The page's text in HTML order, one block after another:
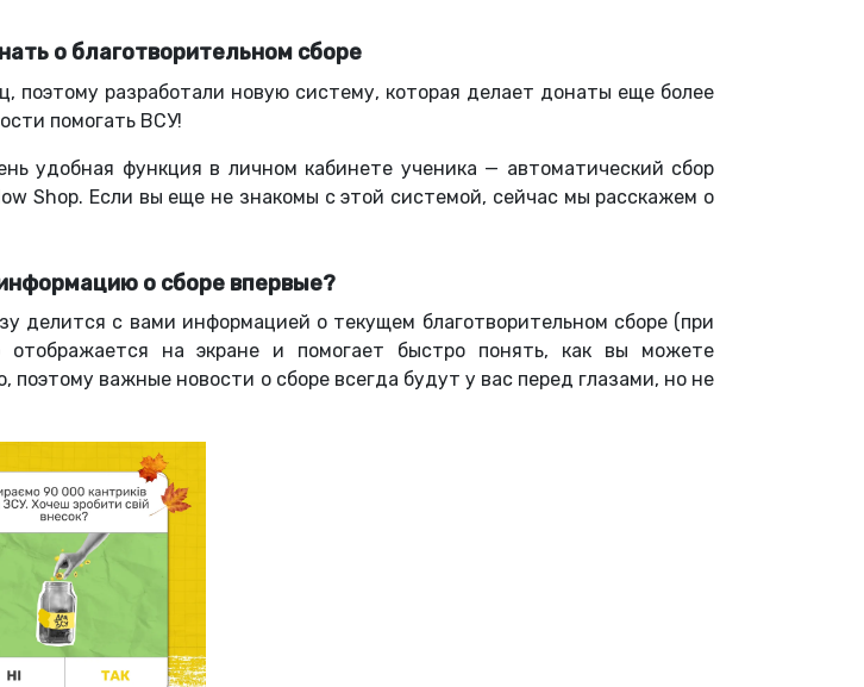
о благотворительном сборе
разработали новую систему, которая делает донаты еще более
помогать ВСУ!
удобная функция в личном кабинете ученика — автоматический сбор
Shop. Если вы еще не знакомы с этой системой, сейчас мы расскажем о
о сборе впервые?
делится с вами информацией о текущем благотворительном сборе (при
на экране и помогает быстро понять, как вы можете
важные новости о сборе всегда будут у вас перед глазами, но не